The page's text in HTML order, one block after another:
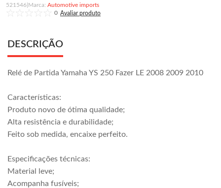
521546
Automotive imports
0
DESCRIÇÃO
Relé de Partida Yamaha YS 250 Fazer LE 2008 2009 2010
Características:
Produto novo de ótima qualidade;
Alta resistência e durabilidade;
Feito sob medida, encaixe perfeito.
Especificações técnicas:
Material leve;
Acompanha fusíveis;